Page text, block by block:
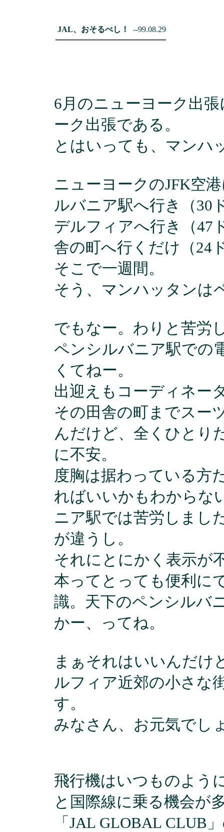
JAL、おそるべし！ --99.08.29
6月のニューヨーク出
ーク出張である。
とはいっても、マンハ
ニューヨークのJFK空
ルバニア駅へ行き（30
デルフィアへ行き（47
舎の町へ行くだけ（24
そこで一週間。
そう、マンハッタンは
でもなー。わりと苦労
ペンシルバニア駅での
くてねー。
出迎えもコーディネー
その田舎の町までスー
んだけど、全くひとり
に不安。
度胸は据わっている方
ればいいかもわからな
ニア駅では苦労しまし
が違うし。
それにとにかく表示が
本ってとっても便利に
識。天下のペンシルバ
かー、ってね。
まぁそれはいいんだけ
ルフィア近郊の小さな
す。
みなさん、お元気でし
飛行機はいつものよう
と国際線に乗る機会が
「JAL GLOBAL CLUB